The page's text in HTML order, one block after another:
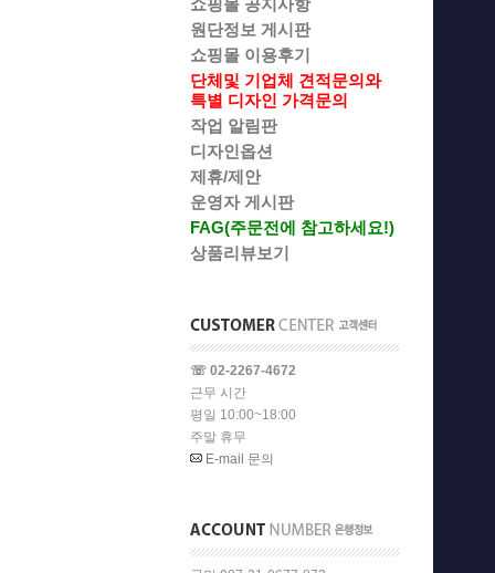
쇼핑몰 공지사항
원단정보 게시판
쇼핑몰 이용후기
단체및 기업체 견적문의와
특별 디자인 가격문의
작업 알림판
디자인옵션
제휴/제안
운영자 게시판
FAG(주문전에 참고하세요!)
상품리뷰보기
☏ 02-2267-4672
근무 시간
평일 10:00~18:00
주말 휴무
E-mail 문의